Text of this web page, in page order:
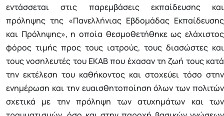
εντάσσεται στις παρεμβάσεις εκπαίδευσης και
πρόληψης της «Πανελλήνιας Εβδομάδας Εκπαίδευσης
και Πρόληψης», η οποία θεσμοθετήθηκε ως ελάχιστος
φόρος τιμής προς τους ιατρούς, τους διασώστες και
τους νοσηλευτές του ΕΚΑΒ που έχασαν τη ζωή τους κατά
την εκτέλεση του καθήκοντος και στοχεύει τόσο στην
ενημέρωση και την ευαισθητοποίηση όλων των πολιτών
σχετικά με την πρόληψη των ατυχημάτων και των